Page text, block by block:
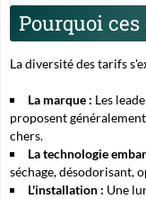
Pourquoi
La diversité des tarifs
La marque : Les
proposent
chers.
La technologie
séchage, désodorisant,
L'installation : Une